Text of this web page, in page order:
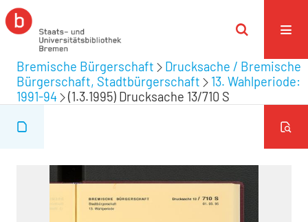
Bremische Bürgerschaft
Drucksache / Bremische
Bürgerschaft, Stadtbürgerschaft
13. Wahlperiode:
1991-94
(1.3.1995) Drucksache 13/710 S